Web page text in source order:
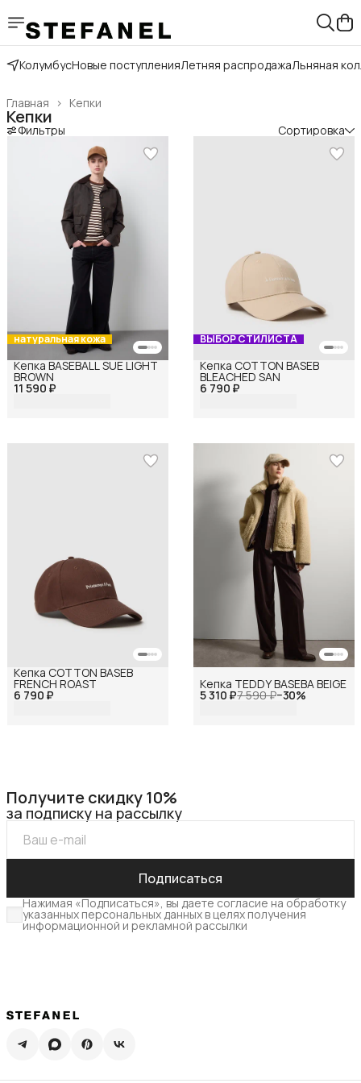
КолумбусНовые поступленияЛетняя распродажаЛьняная
Кепки
Главная ›
Кепки
Фильтры Сортировка
натуральная кожа
11 590 ₽
Кепка BASEBALL SUE LIGHT
BROWN
ВЫБОР СТИЛИСТА
6 790 ₽
Кепка COTTON BASEB
BLEACHED SAN
6 790 ₽
Кепка COTTON BASEB
FRENCH ROAST
5 310 ₽7 590 ₽−30%
Кепка TEDDY BASEBA BEIGE
Получите скидку 10%
за подписку на рассылку
Подписаться
Нажимая «Подписаться», вы даете согласие на обработку
указанных персональных данных в целях получения
информационной и рекламной рассылки